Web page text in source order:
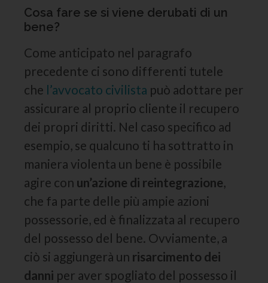
Cosa fare se si viene derubati di un
bene?
Come anticipato nel paragrafo
precedente ci sono differenti tutele
che l’avvocato civilista può adottare per
assicurare al proprio cliente il recupero
dei propri diritti. Nel caso specifico ad
esempio, se qualcuno ti ha sottratto in
maniera violenta un bene è possibile
agire con un’azione di reintegrazione,
che fa parte delle più ampie azioni
possessorie, ed è finalizzata al recupero
del possesso del bene. Ovviamente, a
ciò si aggiungerà un risarcimento dei
danni per aver spogliato del possesso il